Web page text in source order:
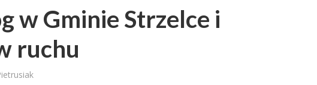
w Gminie Strzelce i
ruchu